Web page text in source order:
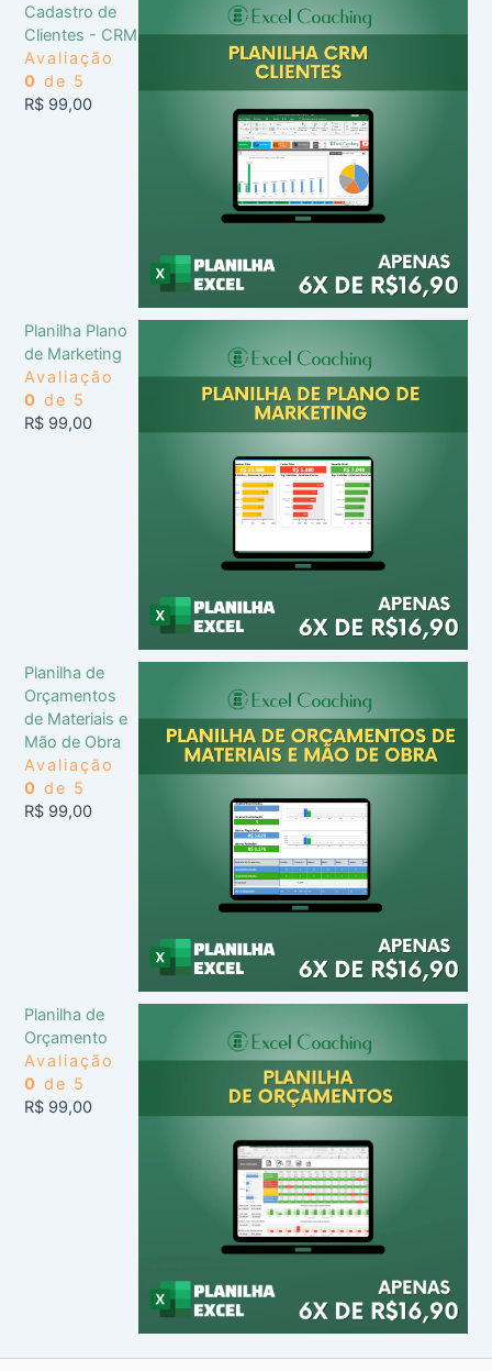
Cadastro de
Clientes - CRM
Avaliação
0 de 5
R$ 99,00
Planilha Plano
de Marketing
Avaliação
0 de 5
R$ 99,00
Planilha de
Orçamentos
de Materiais e
Mão de Obra
Avaliação
0 de 5
R$ 99,00
Planilha de
Orçamento
Avaliação
0 de 5
R$ 99,00